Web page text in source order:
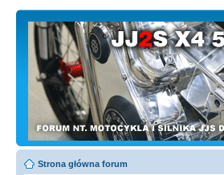
Strona główna forum